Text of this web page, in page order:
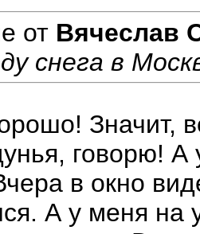
от Вячеслав
снега в
Значит,
говорю!
в окно
А у меня на